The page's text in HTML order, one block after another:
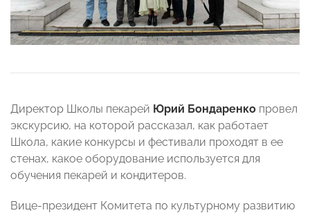
Директор Школы пекарей Юрий Бондаренко провел
экскурсию, на которой рассказал, как работает
Школа, какие конкурсы и фестивали проходят в ее
стенах, какое оборудование используется для
обучения пекарей и кондитеров.
Вице-президент Комитета по культурному развитию